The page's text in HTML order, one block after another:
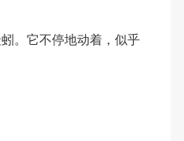
。它不停地动着，似乎